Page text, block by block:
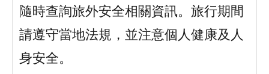
隨時查詢旅外安全相關資訊。旅行期間
請遵守當地法規，並注意個人健康及人
身安全。